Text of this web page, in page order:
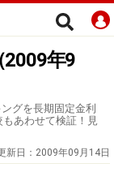
年9
グを長期固定金利
あわせて検証！見
新日： 2009年09月14日